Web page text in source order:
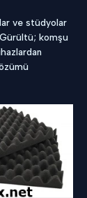
ve stüdyolar
komşu